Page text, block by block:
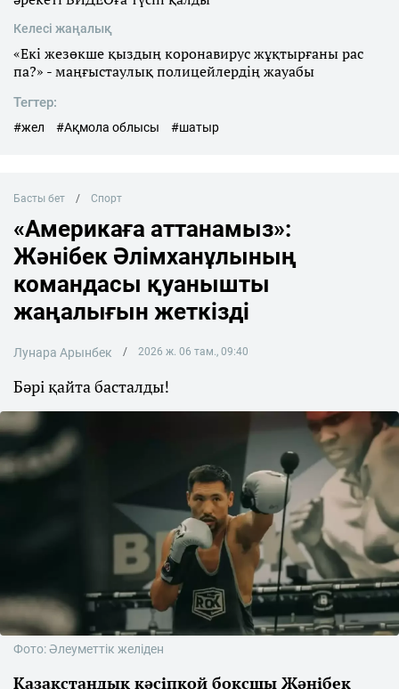
Келесі жаңалық
«Екі жезөкше қыздың коронавирус жұқтырғаны рас
па?» - маңғыстаулық полицейлердің жауабы
Тегтер:
#жел #Ақмола облысы #шатыр
Басты бет Спорт
«Америкаға аттанамыз»:
Жәнібек Әлімханұлының
командасы қуанышты
жаңалығын жеткізді
Лунара Арынбек 2026 ж. 06 там., 09:40
Бәрі қайта басталды!
Фото: Әлеуметтік желіден
Қазақстандық кәсіпқой боксшы Жәнібек